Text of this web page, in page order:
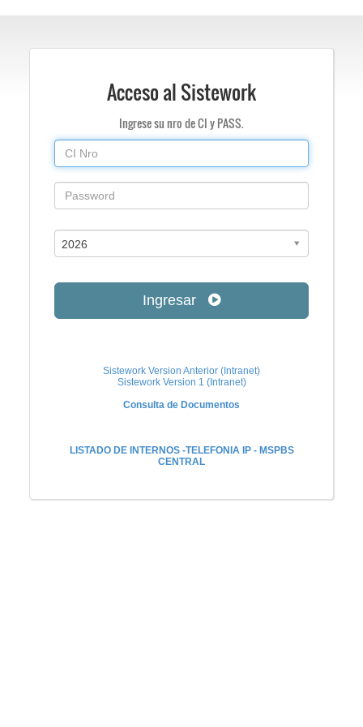
Acceso al Sistework
Ingrese su nro de CI y PASS.
2026
Ingresar
Sistework Version Anterior (Intranet)
Sistework Version 1 (Intranet)
Consulta de Documentos
LISTADO DE INTERNOS -TELEFONIA IP - MSPBS
CENTRAL